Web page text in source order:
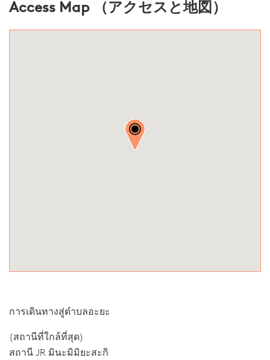
Access Map （アクセスと地図）
การเดินทางสู่ตำบลอะยะ
(สถานีที่ใกล้ที่สุด)
สถานี JR มินะมิมิยะสะกิ